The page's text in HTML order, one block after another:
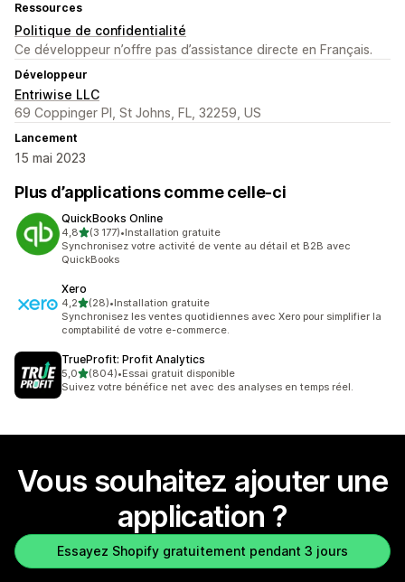
Ressources
Politique de confidentialité
Ce développeur n’offre pas d’assistance directe en Français.
Développeur
Entriwise LLC
69 Coppinger Pl, St Johns, FL, 32259, US
Lancement
15 mai 2023
Plus d’applications comme celle-ci
QuickBooks Online
4,8étoile(s) sur 5
(3 177)
3177 avis au total
•Installation gratuite
Synchronisez votre activité de vente au détail et B2B avec
QuickBooks
Xero
4,2étoile(s) sur 5
(28)
28 avis au total
•Installation gratuite
Synchronisez les ventes quotidiennes avec Xero pour simplifier la
comptabilité de votre e-commerce.
TrueProfit: Profit Analytics
5,0étoile(s) sur 5
(804)
804 avis au total
•Essai gratuit disponible
Suivez votre bénéfice net avec des analyses en temps réel.
Vous souhaitez ajouter une
application ?
Essayez Shopify gratuitement pendant 3 jours